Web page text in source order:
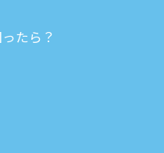
たら？